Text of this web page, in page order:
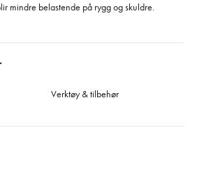
mindre belastende på rygg og skuldre.
Verktøy & tilbehør